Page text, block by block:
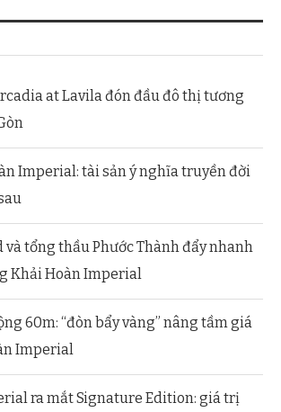
at Lavila đón đầu đô thị tương
Imperial: tài sản ý nghĩa truyền đời
và tổng thầu Phước Thành đẩy nhanh
Khải Hoàn Imperial
60m: “đòn bẩy vàng” nâng tầm giá
Imperial
ra mắt Signature Edition: giá trị